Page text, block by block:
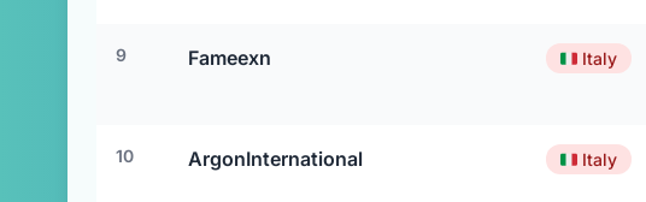
9 Fameexn 🇮🇹 Italy
10 ArgonInternational 🇮🇹 Italy